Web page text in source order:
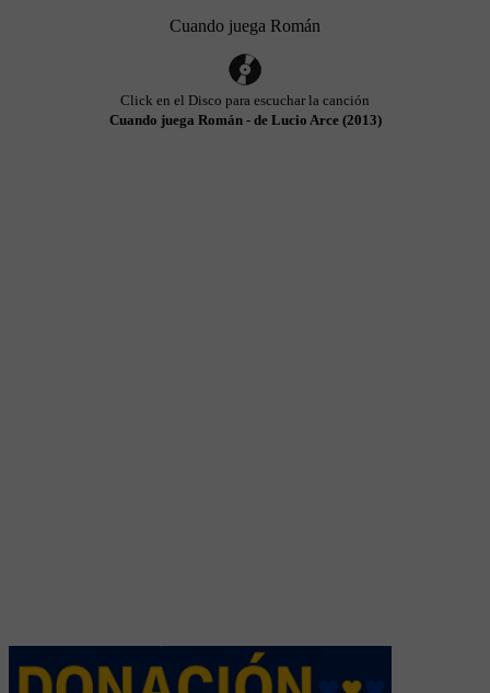
Cuando juega Román
Click en el Disco para escuchar la canción
Cuando juega Román - de Lucio Arce (2013)